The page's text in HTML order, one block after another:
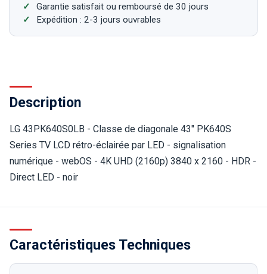
Garantie satisfait ou remboursé de 30 jours
Expédition : 2-3 jours ouvrables
Description
LG 43PK640S0LB - Classe de diagonale 43" PK640S
Series TV LCD rétro-éclairée par LED - signalisation
numérique - webOS - 4K UHD (2160p) 3840 x 2160 - HDR -
Direct LED - noir
Caractéristiques Techniques